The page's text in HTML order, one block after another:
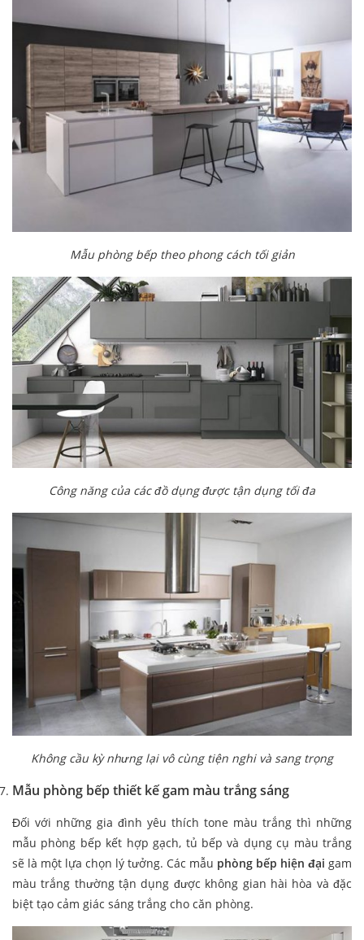
Mẫu phòng bếp theo phong cách tối giản
Công năng của các đồ dụng được tận dụng tối đa
Không cầu kỳ nhưng lại vô cùng tiện nghi và sang trọng
Mẫu phòng bếp thiết kế gam màu trắng sáng
Đối với những gia đình yêu thích tone màu trắng thì những
mẫu phòng bếp kết hợp gạch, tủ bếp và dụng cụ màu trắng
sẽ là một lựa chọn lý tưởng. Các mẫu phòng bếp hiện đại gam
màu trắng thường tận dụng được không gian hài hòa và đặc
biệt tạo cảm giác sáng trắng cho căn phòng.